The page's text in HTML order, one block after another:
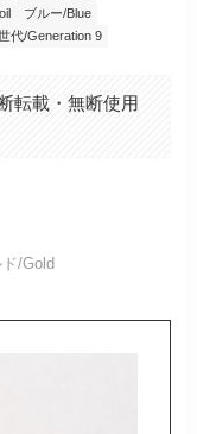
ブルー/Blue
代/Generation 9
転載・無断使用
ド/Gold